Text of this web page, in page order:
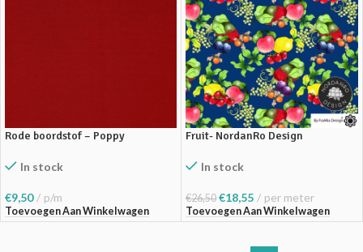
Rode boordstof – Poppy
In stock
€9,50 p/m
Toevoegen Aan Winkelwagen
Fruit- NordanRo Design
In stock
€26,50 €18,55 per meter
Toevoegen Aan Winkelwagen